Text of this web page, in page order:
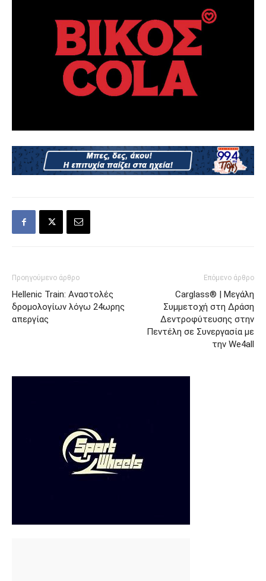
Προηγούμενο άρθρο
Hellenic Train: Αναστολές
δρομολογίων λόγω 24ωρης
απεργίας
Επόμενο άρθρο
Carglass® | Μεγάλη
Συμμετοχή στη Δράση
Δεντροφύτευσης στην
Πεντέλη σε Συνεργασία με
την We4all